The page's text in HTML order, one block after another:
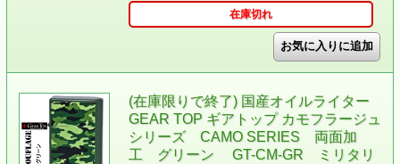
在庫切れ
(在庫限りで終了) 国産オイルライター
GEAR TOP ギアトップ カモフラージュ
シリーズ CAMO SERIES 両面加
工 グリーン GT-CM-GR ミリタリ